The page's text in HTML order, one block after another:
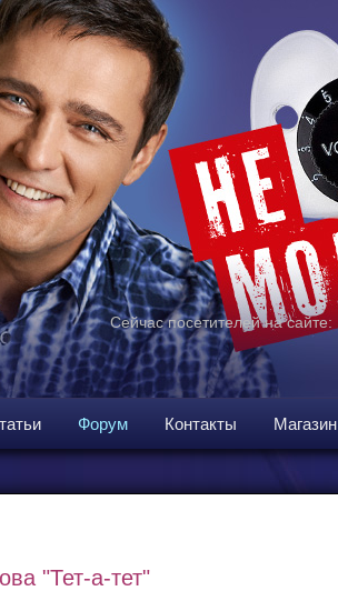
Сейчас посетителей на сайте:
Форум Контакты Магазин
"Тет-а-тет"